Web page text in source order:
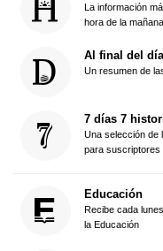
La información
hora de la mañana
Al final del día
Un resumen de
7 días 7
Una selección de
para suscriptores
Educación
Recibe cada
la Educación